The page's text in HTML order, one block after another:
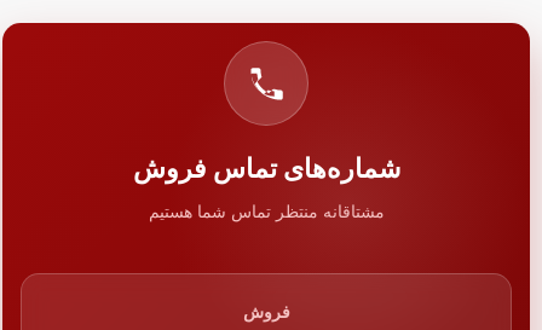
شماره‌های تماس فروش
مشتاقانه منتظر تماس شما هستیم
فروش